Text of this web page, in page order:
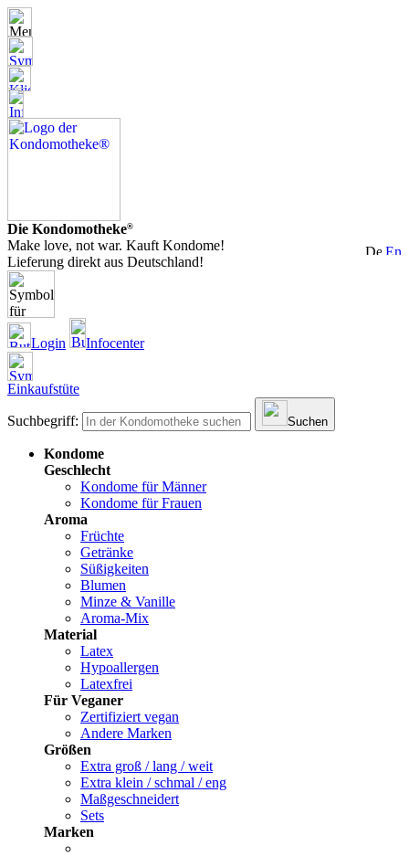
Die Kondomotheke®
Make love, not war. Kauft Kondome!
Lieferung direkt aus Deutschland!
Login Infocenter
Einkaufstüte
Suchbegriff: Suchen
Kondome
Geschlecht
Kondome für Männer
Kondome für Frauen
Aroma
Früchte
Getränke
Süßigkeiten
Blumen
Minze & Vanille
Aroma-Mix
Material
Latex
Hypoallergen
Latexfrei
Für Veganer
Zertifiziert vegan
Andere Marken
Größen
Extra groß / lang / weit
Extra klein / schmal / eng
Maßgeschneidert
Sets
Marken